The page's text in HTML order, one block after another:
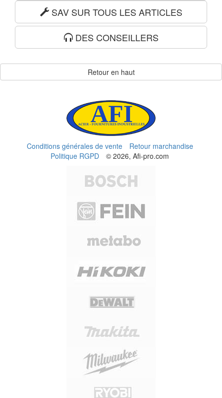
SAV SUR TOUS LES ARTICLES
DES CONSEILLERS
Retour en haut
Conditions générales de vente
Retour marchandise
Politique RGPD
© 2026, Afi-pro.com